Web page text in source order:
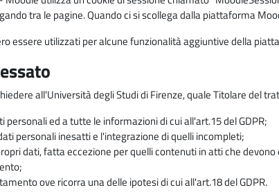
tra le pagine. Quando ci si scollega dalla piattaforma
essere utilizzati per alcune funzionalità aggiuntive della
all'Università degli Studi di Firenze, quale Titolare del
personali ed a tutte le informazioni di cui all'art.15 del GDPR;
personali inesatti e l'integrazione di quelli incompleti;
dati, fatta eccezione per quelli contenuti in atti che
ove ricorra una delle ipotesi di cui all'art.18 del GDPR.